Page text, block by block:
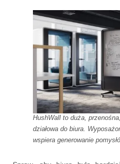
HushWall to duża,
działowa do biura.
wspiera generowanie